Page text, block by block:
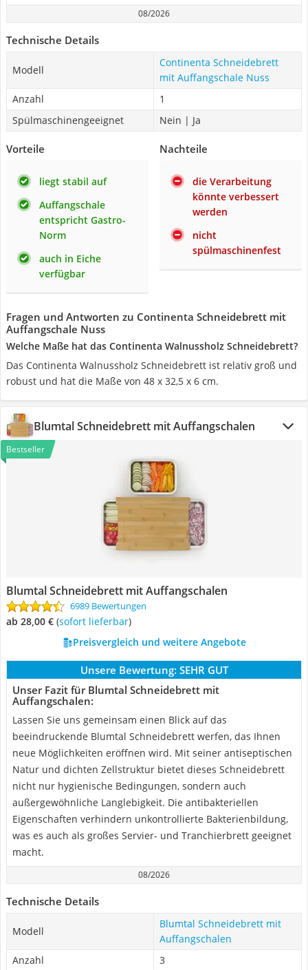
08/2026
Technische Details
Modell
Continenta Schneidebrett
mit Auffangschale Nuss
Anzahl
1
Spülmaschinengeeignet
Nein | Ja
Vorteile
liegt stabil auf
Auffangschale
entspricht Gastro-
Norm
auch in Eiche
verfügbar
Nachteile
die Verarbeitung
könnte verbessert
werden
nicht
spülmaschinenfest
Fragen und Antworten zu Continenta Schneidebrett mit
Auffangschale Nuss
Welche Maße hat das Continenta Walnussholz Schneidebrett?
Das Continenta Walnussholz Schneidebrett ist relativ groß und
robust und hat die Maße von 48 x 32,5 x 6 cm.
Blumtal Schneidebrett mit Auffangschalen
Bestseller
Blumtal Schneidebrett mit Auffangschalen
6989 Bewertungen
ab 28,00 € ( Sofort lieferbar)
Preisvergleich und weitere Angebote
Unsere Bewertung: SEHR GUT
Unser Fazit für Blumtal Schneidebrett mit
Auffangschalen:
Lassen Sie uns gemeinsam einen Blick auf das
beeindruckende Blumtal Schneidebrett werfen, das Ihnen
neue Möglichkeiten eröffnen wird. Mit seiner antiseptischen
Natur und dichten Zellstruktur bietet dieses Schneidebrett
nicht nur hygienische Bedingungen, sondern auch
außergewöhnliche Langlebigkeit. Die antibakteriellen
Eigenschaften verhindern unkontrollierte Bakterienbildung,
was es auch als großes Servier- und Tranchierbrett geeignet
macht.
08/2026
Technische Details
Modell
Blumtal Schneidebrett mit
Auffangschalen
Anzahl
3